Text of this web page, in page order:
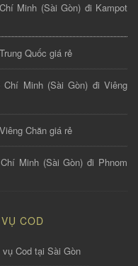
Minh (Sài Gòn) đi Kampot
Quốc giá rẻ
Minh (Sài Gòn) đi Viêng
Chăn giá rẻ
Minh (Sài Gòn) đi Phnom
COD
vụ Cod tại Sài Gòn